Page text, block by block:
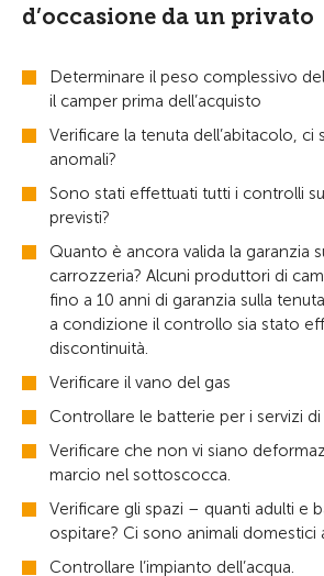
d’occasione da un privato
Determinare il peso complessivo
il camper prima dell’acquisto
Verificare la tenuta dell’abitacolo, ci
anomali?
Sono stati effettuati tutti i controlli
previsti?
Quanto è ancora valida la garanzia
carrozzeria? Alcuni produttori di
fino a 10 anni di garanzia sulla
a condizione il controllo sia stato
discontinuità.
Verificare il vano del gas
Controllare le batterie per i servizi
Verificare che non vi siano
marcio nel sottoscocca.
Verificare gli spazi – quanti adulti e
ospitare? Ci sono animali domestici
Controllare l’impianto dell’acqua.